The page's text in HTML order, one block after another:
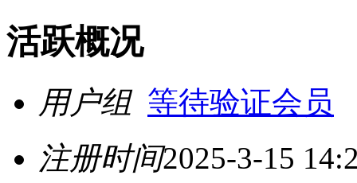
活跃概况
用户组 等待验证会员
注册时间2025-3-15